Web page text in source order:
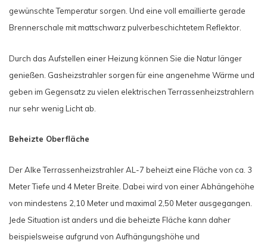
gewünschte Temperatur sorgen. Und eine voll emaillierte gerade
Brennerschale mit mattschwarz pulverbeschichtetem Reflektor.
Durch das Aufstellen einer Heizung können Sie die Natur länger
genießen. Gasheizstrahler sorgen für eine angenehme Wärme und
geben im Gegensatz zu vielen elektrischen Terrassenheizstrahlern
nur sehr wenig Licht ab.
Beheizte Oberfläche
Der Alke Terrassenheizstrahler AL-7 beheizt eine Fläche von ca. 3
Meter Tiefe und 4 Meter Breite. Dabei wird von einer Abhängehöhe
von mindestens 2,10 Meter und maximal 2,50 Meter ausgegangen.
Jede Situation ist anders und die beheizte Fläche kann daher
beispielsweise aufgrund von Aufhängungshöhe und